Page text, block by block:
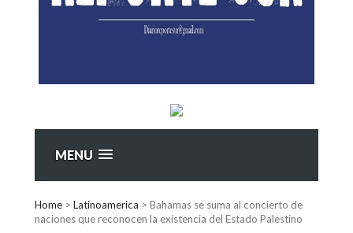
MENU
Home > Latinoamerica > Bahamas se suma al concierto de
naciones que reconocen la existencia del Estado Palestino